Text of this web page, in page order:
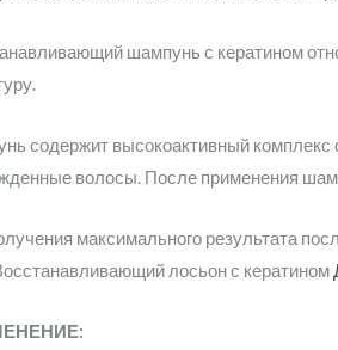
шампунь с кератином
содержит высокоактивный комплекс
волосы. После применения
максимального результата
лосьон с кератином